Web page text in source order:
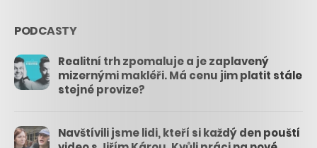
PODCASTY
Realitní trh zpomaluje a je zaplavený
mizernými makléři. Má cenu jim platit stále
stejné provize?
Navštívili jsme lidi, kteří si každý den pouští